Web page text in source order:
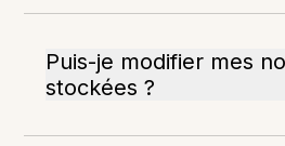
Puis-je modifier mes
stockées ?